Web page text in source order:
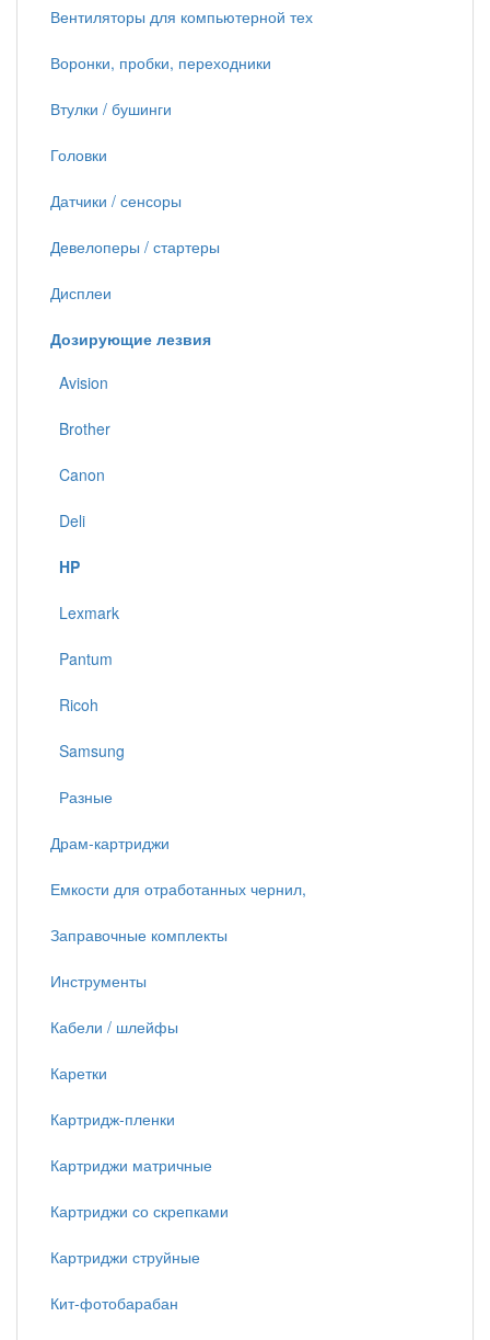
Вентиляторы для компьютерной тех
Воронки, пробки, переходники
Втулки / бушинги
Головки
Датчики / сенсоры
Девелоперы / стартеры
Дисплеи
Дозирующие лезвия
Avision
Brother
Canon
Deli
HP
Lexmark
Pantum
Ricoh
Samsung
Разные
Драм-картриджи
Емкости для отработанных чернил,
Заправочные комплекты
Инструменты
Кабели / шлейфы
Каретки
Картридж-пленки
Картриджи матричные
Картриджи со скрепками
Картриджи струйные
Кит-фотобарабан